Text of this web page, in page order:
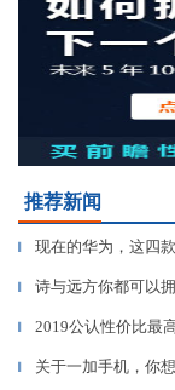
推荐新闻
▎ 现在的华为，这四
▎ 诗与远方你都可以
▎ 2019公认性价比最
▎ 关于一加手机，你